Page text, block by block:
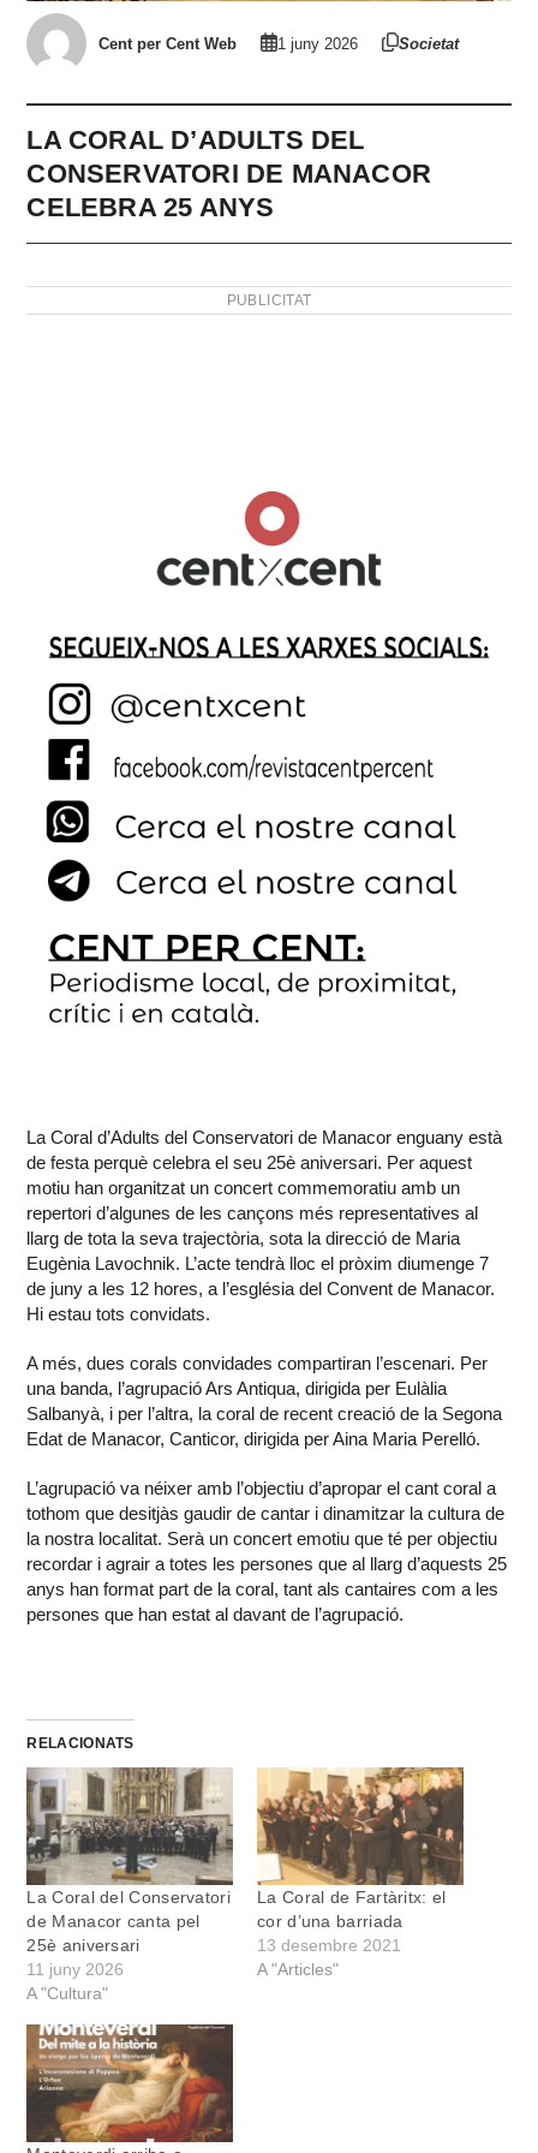
Cent per Cent Web 1 juny 2026 Societat
LA CORAL D’ADULTS DEL
CONSERVATORI DE MANACOR
CELEBRA 25 ANYS
PUBLICITAT
La Coral d’Adults del Conservatori de Manacor enguany està
de festa perquè celebra el seu 25è aniversari. Per aquest
motiu han organitzat un concert commemoratiu amb un
repertori d’algunes de les cançons més representatives al
llarg de tota la seva trajectòria, sota la direcció de Maria
Eugènia Lavochnik. L’acte tendrà lloc el pròxim diumenge 7
de juny a les 12 hores, a l’església del Convent de Manacor.
Hi estau tots convidats.
A més, dues corals convidades compartiran l’escenari. Per
una banda, l’agrupació Ars Antiqua, dirigida per Eulàlia
Salbanyà, i per l’altra, la coral de recent creació de la Segona
Edat de Manacor, Canticor, dirigida per Aina Maria Perelló.
L’agrupació va néixer amb l’objectiu d’apropar el cant coral a
tothom que desitjàs gaudir de cantar i dinamitzar la cultura de
la nostra localitat. Serà un concert emotiu que té per objectiu
recordar i agrair a totes les persones que al llarg d’aquests 25
anys han format part de la coral, tant als cantaires com a les
persones que han estat al davant de l’agrupació.
RELACIONATS
La Coral del Conservatori
de Manacor canta pel
25è aniversari
11 juny 2026
A "Cultura"
La Coral de Fartàritx: el
cor d’una barriada
13 desembre 2021
A "Articles"